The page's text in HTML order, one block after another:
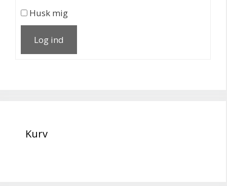
Husk mig
Log ind
Kurv